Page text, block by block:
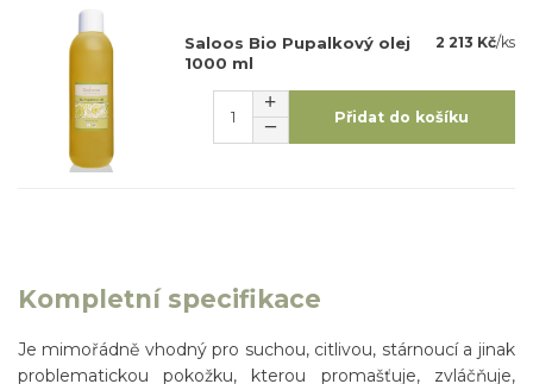
Saloos Bio Pupalkový olej
1000 ml
2 213 Kč/ks
Přidat do košíku
Kompletní specifikace
Je mimořádně vhodný pro suchou, citlivou, stárnoucí a jinak
problematickou pokožku, kterou promašťuje, zvláčňuje,